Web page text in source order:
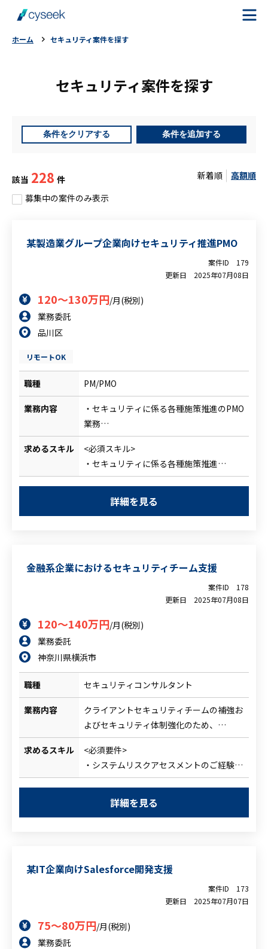
ご利用の流れ
よくある質問
案件について相談
ホーム セキュリティ案件を探す
セキュリティ案件を探す
条件をクリアする 条件を追加する
該当 228 件
募集中の案件のみ表示
新着順 高額順
某製造業グループ企業向けセキュリティ推進PMO
案件ID
179
更新日
2025年07月08日
120～130万円/月(税別)
業務委託
品川区
リモートOK
職種 PM/PMO
業務内容
・セキュリティに係る各種施策推進のPMO
業務
└年度計画として定められている複数の
施策を推進し実装にこぎつける
求めるスキル
<必須スキル>
・セキュリティに係る各種施策推進
・管理マネジメント経験もしくは、左記に
・顧客折衝、合意形成
詳細を見る
金融系企業におけるセキュリティチーム支援
案件ID
178
更新日
2025年07月08日
120～140万円/月(税別)
業務委託
神奈川県横浜市
職種 セキュリティコンサルタント
業務内容
クライアントセキュリティチームの補強お
よびセキュリティ体制強化のため、
セキュリティチームに合流しプロジェクト
を推進していただきます。
最新の金融庁ガイドラインを基準にしたシ
ステムリスク全般のアセスメントや
構築運用全般のプロジェクトをご担当いた
だきます。
きます。
加えて、セキュリティ演習支援などを行っ
ていただくほか、セキュリティ施策資料の
作成などもご担当いただくことになりま
す。
求めるスキル
<必須要件>
・システムリスクアセスメントのご経験
・セキュリティについての広い知見
運用のご経験
・CSIRTやSOCなどのインシデントレスポ
詳細を見る
某IT企業向けSalesforce開発支援
案件ID
173
更新日
2025年07月07日
75～80万円/月(税別)
業務委託